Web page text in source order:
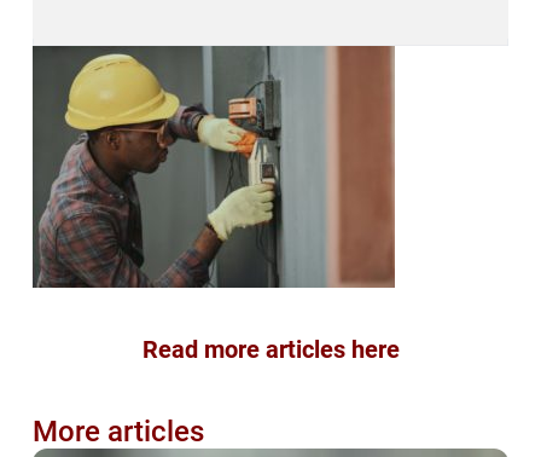
Read more articles here
More articles